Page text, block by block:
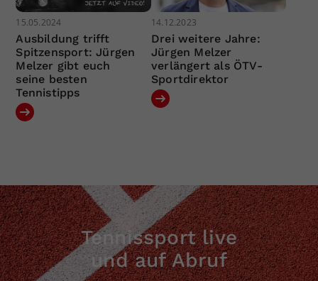
15.05.2024
Ausbildung trifft
Spitzensport: Jürgen
Melzer gibt euch
seine besten
Tennistipps
14.12.2023
Drei weitere Jahre:
Jürgen Melzer
verlängert als ÖTV-
Sportdirektor
Tennissport live
und auf Abruf